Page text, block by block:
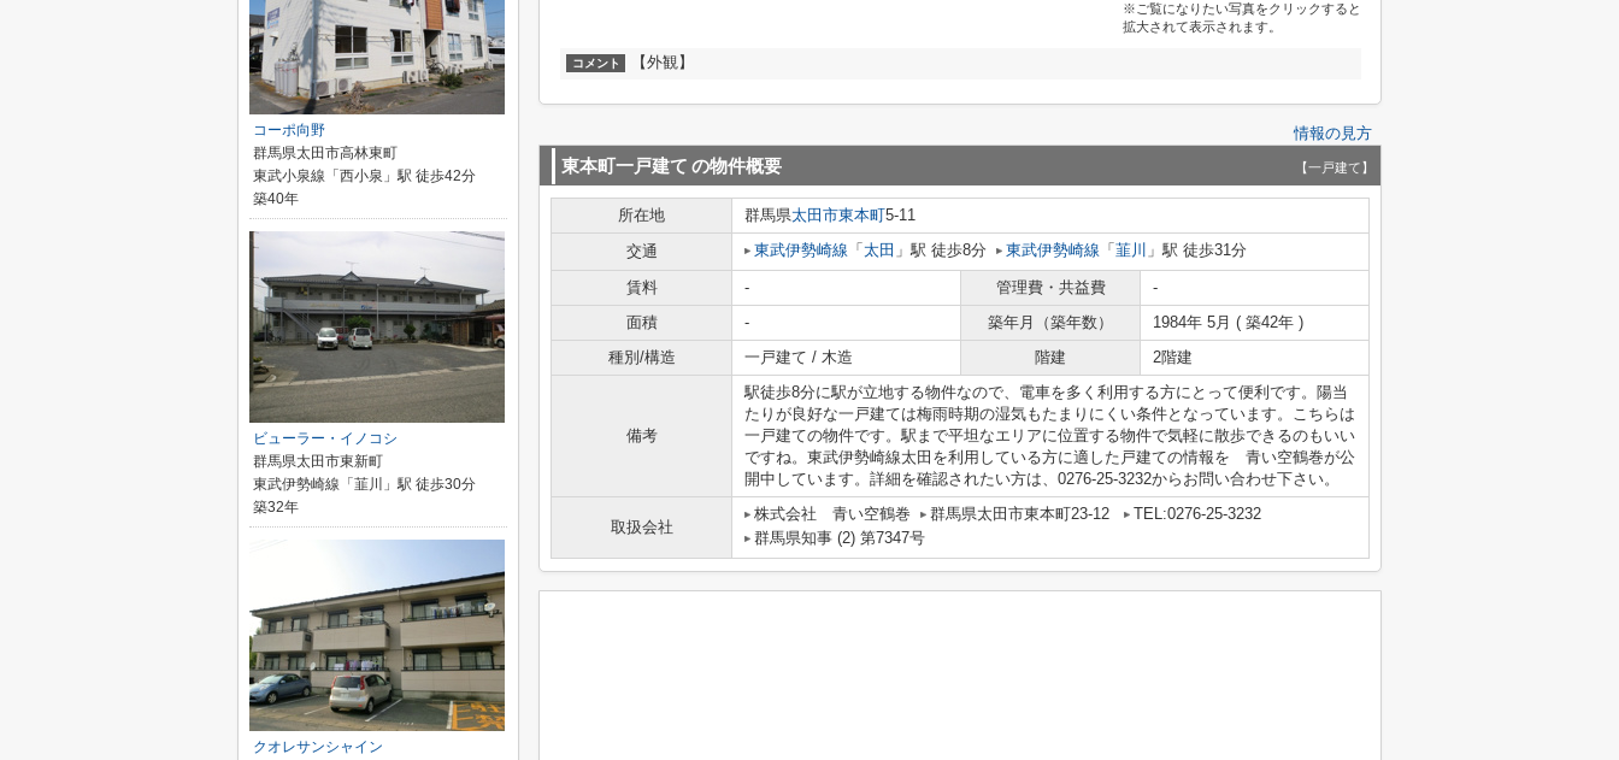
※ご覧になりたい写真をクリックすると
拡大されて表示されます。
コメント 【外観】
情報の見方
東本町一戸建て の物件概要 【一戸建て】
所在地 群馬県太田市東本町5-11
交通
東武伊勢崎線 「 太田 」駅 徒歩8分 東武伊勢崎線 「 韮川 」駅 徒歩31分
賃料 - 管理費・共益費
-
面積
- 築年月（築年数）
1984年 5月 ( 築42年 )
種別/構造
一戸建て / 木造 階建 2階建
備考
駅徒歩8分に駅が立地する物件なので、電車を多く利用する方にとって便利です。陽当
たりが良好な一戸建ては梅雨時期の湿気もたまりにくい条件となっています。こちらは
一戸建ての物件です。駅まで平坦なエリアに位置する物件で気軽に散歩できるのもいい
ですね。東武伊勢崎線太田を利用している方に適した戸建ての情報を 青い空鶴巻が公
開中しています。詳細を確認されたい方は、0276-25-3232からお問い合わせ下さい。
取扱会社
株式会社 青い空鶴巻 群馬県太田市東本町23-12
TEL:0276-25-3232
群馬県知事 (2) 第7347号
コーポ向野
群馬県太田市高林東町
東武小泉線「西小泉」駅 徒歩42分
築40年
ビューラー・イノコシ
群馬県太田市東新町
東武伊勢崎線「韮川」駅 徒歩30分
築32年
クオレサンシャイン